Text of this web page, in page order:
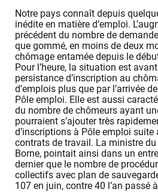
Notre pays connaît depuis
inédite en matière d’emploi.
précédent du nombre de
que gommé, en moins de deux
chômage entamée depuis le
Pour l’heure, la situation est
persistance d’inscription au
d’emplois plus que par l’arrivée
Pôle emploi. Elle est aussi
du nombre de chômeurs ayant
pourraient s’ajouter très
d’inscriptions à Pôle emploi suite
contrats de travail. La ministre
Borne, pointait ainsi dans un
dernier que le nombre de
collectifs avec plan de
107 en juin, contre 40 l’an passé